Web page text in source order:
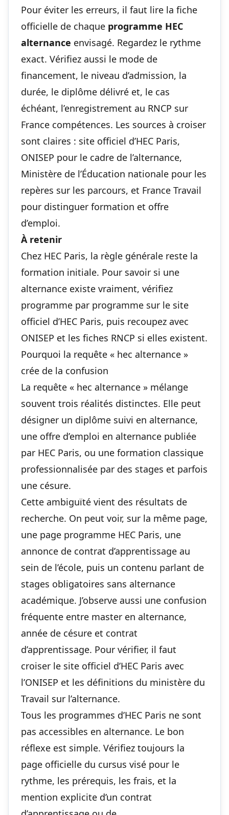
Pour éviter les erreurs, il faut lire la fiche
officielle de chaque programme HEC
alternance envisagé. Regardez le rythme
exact. Vérifiez aussi le mode de
financement, le niveau d’admission, la
durée, le diplôme délivré et, le cas
échéant, l’enregistrement au RNCP sur
France compétences. Les sources à croiser
sont claires : site officiel d’HEC Paris,
ONISEP pour le cadre de l’alternance,
Ministère de l’Éducation nationale pour les
repères sur les parcours, et France Travail
pour distinguer formation et offre
d’emploi.
À retenir
Chez HEC Paris, la règle générale reste la
formation initiale. Pour savoir si une
alternance existe vraiment, vérifiez
programme par programme sur le site
officiel d’HEC Paris, puis recoupez avec
ONISEP et les fiches RNCP si elles existent.
Pourquoi la requête « hec alternance »
crée de la confusion
La requête « hec alternance » mélange
souvent trois réalités distinctes. Elle peut
désigner un diplôme suivi en alternance,
une offre d’emploi en alternance publiée
par HEC Paris, ou une formation classique
professionnalisée par des stages et parfois
une césure.
Cette ambiguïté vient des résultats de
recherche. On peut voir, sur la même page,
une page programme HEC Paris, une
annonce de contrat d’apprentissage au
sein de l’école, puis un contenu parlant de
stages obligatoires sans alternance
académique. J’observe aussi une confusion
fréquente entre master en alternance,
année de césure et contrat
d’apprentissage. Pour vérifier, il faut
croiser le site officiel d’HEC Paris avec
l’ONISEP et les définitions du ministère du
Travail sur l’alternance.
Tous les programmes d’HEC Paris ne sont
pas accessibles en alternance. Le bon
réflexe est simple. Vérifiez toujours la
page officielle du cursus visé pour le
rythme, les prérequis, les frais, et la
mention explicite d’un contrat